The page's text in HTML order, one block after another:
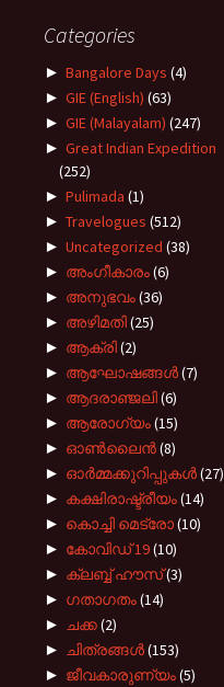
Categories
► Bangalore Days (4)
► GIE (English) (63)
► GIE (Malayalam) (247)
► Great Indian Expedition
(252)
► Pulimada (1)
► Travelogues (512)
► Uncategorized (38)
► അംഗീകാരം(6)
► അനുഭവം(36)
► അഴിമതി(25)
► ആക്രി(2)
► ആഘോഷങ്ങൾ(7)
► ആദരാഞ്ജലി(6)
► ആരോഗ്യം(15)
► ഓൺലൈൻ(8)
► ഓർമ്മക്കുറിപ്പുകൾ(27)
► കക്ഷിരാഷ്ട്രീയം(14)
► കൊച്ചി മെട്രോ(10)
► കോവിഡ് 19(10)
► ക്ലബ്ബ് ഹൗസ്(3)
► ഗതാഗതം(14)
► ചക്ക(2)
► ചിത്രങ്ങൾ(153)
► ജീവകാരുണ്യം(5)